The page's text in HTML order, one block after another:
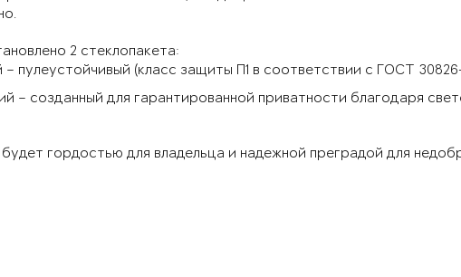
2 стеклопакета:
– пулеустойчивый (класс защиты П1 в соответствии с ГОСТ
– созданный для гарантированной приватности благодаря
гордостью для владельца и надежной преградой для